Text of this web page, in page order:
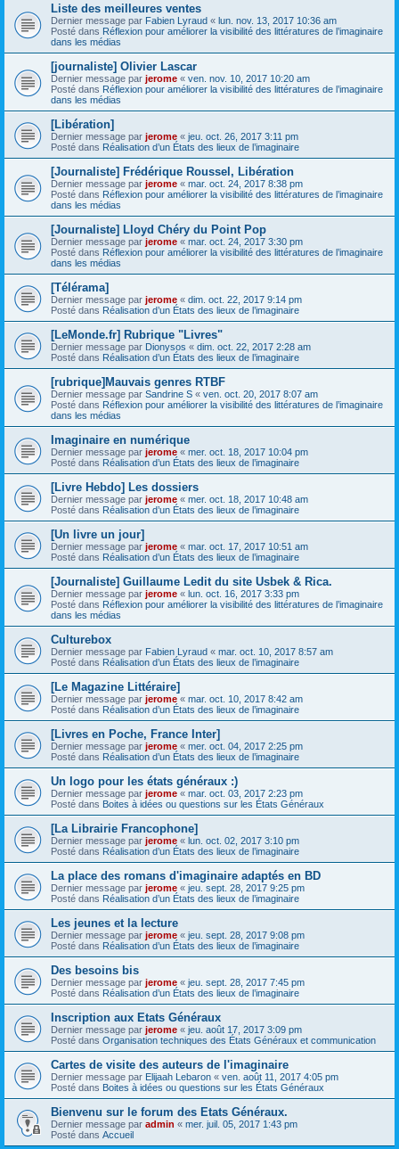
Liste des meilleures ventes
Dernier message par Fabien Lyraud « lun. nov. 13, 2017 10:36 am
Posté dans Réflexion pour améliorer la visibilité des littératures de l’imaginaire
dans les médias
[journaliste] Olivier Lascar
Dernier message par jerome « ven. nov. 10, 2017 10:20 am
Posté dans Réflexion pour améliorer la visibilité des littératures de l’imaginaire
dans les médias
[Libération]
Dernier message par jerome « jeu. oct. 26, 2017 3:11 pm
Posté dans Réalisation d’un États des lieux de l’imaginaire
[Journaliste] Frédérique Roussel, Libération
Dernier message par jerome « mar. oct. 24, 2017 8:38 pm
Posté dans Réflexion pour améliorer la visibilité des littératures de l’imaginaire
dans les médias
[Journaliste] Lloyd Chéry du Point Pop
Dernier message par jerome « mar. oct. 24, 2017 3:30 pm
Posté dans Réflexion pour améliorer la visibilité des littératures de l’imaginaire
dans les médias
[Télérama]
Dernier message par jerome « dim. oct. 22, 2017 9:14 pm
Posté dans Réalisation d’un États des lieux de l’imaginaire
[LeMonde.fr] Rubrique "Livres"
Dernier message par Dionysos « dim. oct. 22, 2017 2:28 am
Posté dans Réalisation d’un États des lieux de l’imaginaire
[rubrique]Mauvais genres RTBF
Dernier message par Sandrine S « ven. oct. 20, 2017 8:07 am
Posté dans Réflexion pour améliorer la visibilité des littératures de l’imaginaire
dans les médias
Imaginaire en numérique
Dernier message par jerome « mer. oct. 18, 2017 10:04 pm
Posté dans Réalisation d’un États des lieux de l’imaginaire
[Livre Hebdo] Les dossiers
Dernier message par jerome « mer. oct. 18, 2017 10:48 am
Posté dans Réalisation d’un États des lieux de l’imaginaire
[Un livre un jour]
Dernier message par jerome « mar. oct. 17, 2017 10:51 am
Posté dans Réalisation d’un États des lieux de l’imaginaire
[Journaliste] Guillaume Ledit du site Usbek & Rica.
Dernier message par jerome « lun. oct. 16, 2017 3:33 pm
Posté dans Réflexion pour améliorer la visibilité des littératures de l’imaginaire
dans les médias
Culturebox
Dernier message par Fabien Lyraud « mar. oct. 10, 2017 8:57 am
Posté dans Réalisation d’un États des lieux de l’imaginaire
[Le Magazine Littéraire]
Dernier message par jerome « mar. oct. 10, 2017 8:42 am
Posté dans Réalisation d’un États des lieux de l’imaginaire
[Livres en Poche, France Inter]
Dernier message par jerome « mer. oct. 04, 2017 2:25 pm
Posté dans Réalisation d’un États des lieux de l’imaginaire
Un logo pour les états généraux :)
Dernier message par jerome « mar. oct. 03, 2017 2:23 pm
Posté dans Boites à idées ou questions sur les États Généraux
[La Librairie Francophone]
Dernier message par jerome « lun. oct. 02, 2017 3:10 pm
Posté dans Réalisation d’un États des lieux de l’imaginaire
La place des romans d'imaginaire adaptés en BD
Dernier message par jerome « jeu. sept. 28, 2017 9:25 pm
Posté dans Réalisation d’un États des lieux de l’imaginaire
Les jeunes et la lecture
Dernier message par jerome « jeu. sept. 28, 2017 9:08 pm
Posté dans Réalisation d’un États des lieux de l’imaginaire
Des besoins bis
Dernier message par jerome « jeu. sept. 28, 2017 7:45 pm
Posté dans Réalisation d’un États des lieux de l’imaginaire
Inscription aux Etats Généraux
Dernier message par jerome « jeu. août 17, 2017 3:09 pm
Posté dans Organisation techniques des États Généraux et communication
Cartes de visite des auteurs de l'imaginaire
Dernier message par Elijaah Lebaron « ven. août 11, 2017 4:05 pm
Posté dans Boites à idées ou questions sur les États Généraux
Bienvenu sur le forum des Etats Généraux.
Dernier message par admin « mer. juil. 05, 2017 1:43 pm
Posté dans Accueil